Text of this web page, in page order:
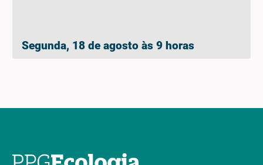
Segunda, 18 de agosto às 9 horas